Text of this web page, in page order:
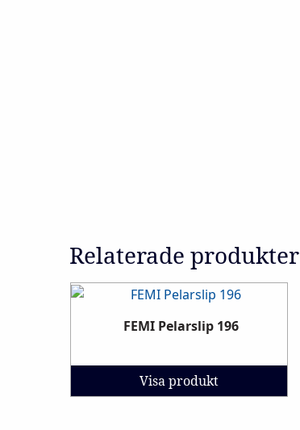
Relaterade produkter
FEMI Pelarslip 196
Visa produkt